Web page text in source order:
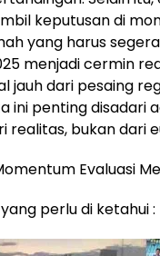
keputusan di
yang harus
menjadi cermin
jauh dari pesaing
ini penting disadari
realitas, bukan dari
Evaluasi
perlu di ketahui :